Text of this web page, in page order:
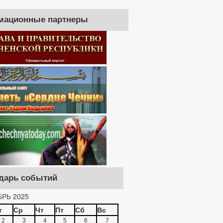
партнеры
событий
2025
Ср Чт Пт Сб Вс
2 3 4 5 6 7